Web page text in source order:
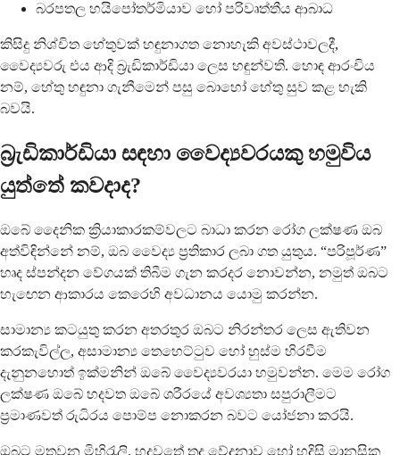
බරපතල හයිපෝතර්මියාව හෝ පරිවෘත්තීය ආබාධ
කිසිදු නිශ්චිත හේතුවක් හඳුනාගත නොහැකි අවස්ථාවලදී,
වෛද්‍යවරු එය ආදි බ්‍රැඩිකාර්ඩියා ලෙස හඳුන්වති. හොඳ ආරංචිය
නම්, හේතු හඳුනා ගැනීමෙන් පසු බොහෝ හේතු සුව කළ හැකි
බවයි.
බ්‍රැඩිකාර්ඩියා සඳහා වෛද්‍යවරයකු හමුවිය
යුත්තේ කවදාද?
ඔබේ දෛනික ක්‍රියාකාරකම්වලට බාධා කරන රෝග ලක්ෂණ ඔබ
අත්විඳින්නේ නම්, ඔබ වෛද්‍ය ප්‍රතිකාර ලබා ගත යුතුය. “පරිපූර්ණ”
හෘද ස්පන්දන වේගයක් තිබීම ගැන කරදර නොවන්න, නමුත් ඔබට
හැඟෙන ආකාරය කෙරෙහි අවධානය යොමු කරන්න.
සාමාන්‍ය කටයුතු කරන අතරතුර ඔබට නිරන්තර ලෙස ඇතිවන
කරකැවිල්ල, අසාමාන්‍ය තෙහෙට්ටුව හෝ හුස්ම හිරවීම
දැනුනහොත් ඉක්මනින් ඔබේ වෛද්‍යවරයා හමුවන්න. මෙම රෝග
ලක්ෂණ ඔබේ හදවත ඔබේ ශරීරයේ අවශ්‍යතා සපුරාලීමට
ප්‍රමාණවත් රුධිරය පොම්ප නොකරන බවට යෝජනා කරයි.
ඔබට මතුවන මිහිරැලි, හදවතේ තද වේදනාව හෝ හදිසි මානසික